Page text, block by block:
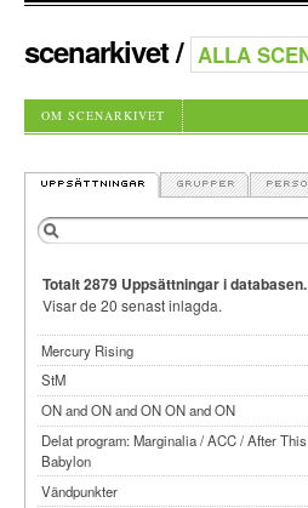
scenarkivet/
OM SCENARKIVET
Totalt 2879 Uppsättningar i databasen.
Visar de 20 senast inlagda.
Mercury Rising
StM
ON and ON and ON ON and ON
Delat program: Marginalia / ACC / After This
Babylon
Vändpunkter